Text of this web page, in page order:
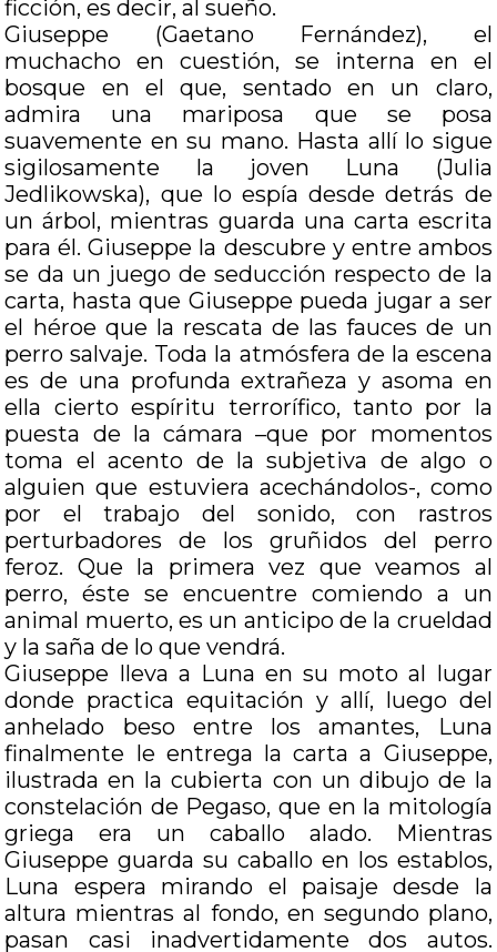
ficción, es decir, al sueño.
Giuseppe (Gaetano Fernández), el
muchacho en cuestión, se interna en el
bosque en el que, sentado en un claro,
admira una mariposa que se posa
suavemente en su mano. Hasta allí lo sigue
sigilosamente la joven Luna (Julia
Jedlikowska), que lo espía desde detrás de
un árbol, mientras guarda una carta escrita
para él. Giuseppe la descubre y entre ambos
se da un juego de seducción respecto de la
carta, hasta que Giuseppe pueda jugar a ser
el héroe que la rescata de las fauces de un
perro salvaje. Toda la atmósfera de la escena
es de una profunda extrañeza y asoma en
ella cierto espíritu terrorífico, tanto por la
puesta de la cámara –que por momentos
toma el acento de la subjetiva de algo o
alguien que estuviera acechándolos-, como
por el trabajo del sonido, con rastros
perturbadores de los gruñidos del perro
feroz. Que la primera vez que veamos al
perro, éste se encuentre comiendo a un
animal muerto, es un anticipo de la crueldad
y la saña de lo que vendrá.
Giuseppe lleva a Luna en su moto al lugar
donde practica equitación y allí, luego del
anhelado beso entre los amantes, Luna
finalmente le entrega la carta a Giuseppe,
ilustrada en la cubierta con un dibujo de la
constelación de Pegaso, que en la mitología
griega era un caballo alado. Mientras
Giuseppe guarda su caballo en los establos,
Luna espera mirando el paisaje desde la
altura mientras al fondo, en segundo plano,
pasan casi inadvertidamente dos autos.